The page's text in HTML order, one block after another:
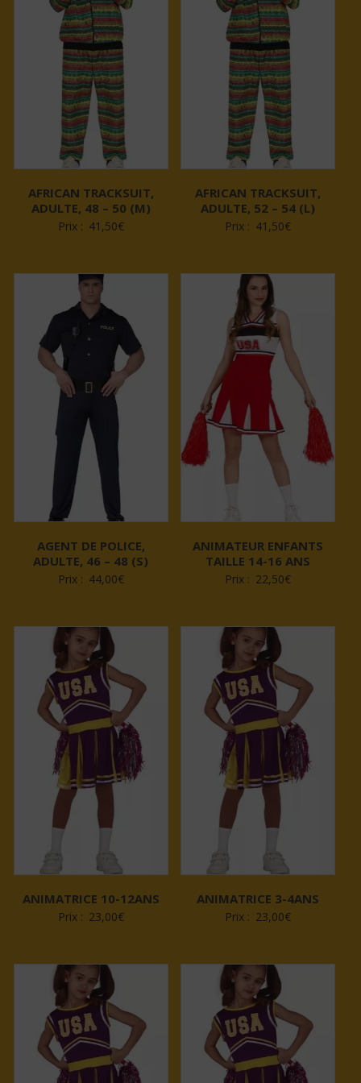
AFRICAN TRACKSUIT,
ADULTE, 48 – 50 (M)
Prix : 41,50€
AFRICAN TRACKSUIT,
ADULTE, 52 – 54 (L)
Prix : 41,50€
AGENT DE POLICE,
ADULTE, 46 – 48 (S)
Prix : 44,00€
ANIMATEUR ENFANTS
TAILLE 14-16 ANS
Prix : 22,50€
ANIMATRICE 10-12ANS
Prix : 23,00€
ANIMATRICE 3-4ANS
Prix : 23,00€